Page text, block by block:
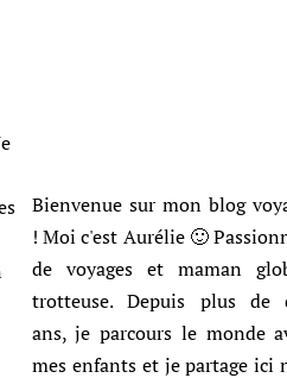
Bienvenue sur mon blog
! Moi c'est Aurélie 🙂
de voyages et maman
trotteuse. Depuis plus de
ans, je parcours le monde
mes enfants et je partage ici